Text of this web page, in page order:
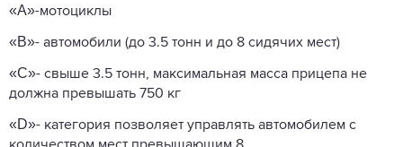
«A»-мотоциклы
«B»- автомобили (до 3.5 тонн и до 8 сидячих мест)
«C»- свыше 3.5 тонн, максимальная масса прицепа не
должна превышать 750 кг
«D»- категория позволяет управлять автомобилем с